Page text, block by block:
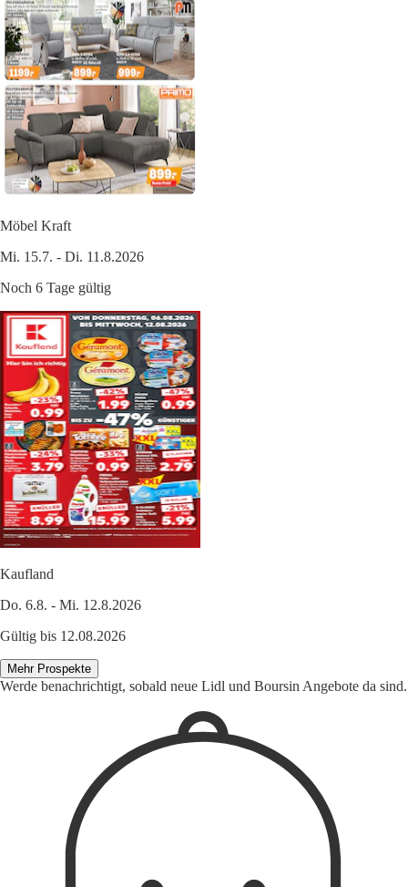
Möbel Kraft
Mi. 15.7. - Di. 11.8.2026
Noch 6 Tage gültig
Kaufland
Do. 6.8. - Mi. 12.8.2026
Gültig bis 12.08.2026
Mehr Prospekte
Werde benachrichtigt, sobald neue Lidl und Boursin Angebote da sind.